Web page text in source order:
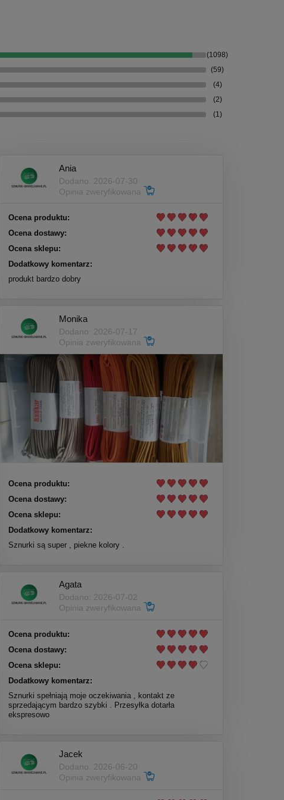
(1098)
(59)
(4)
(2)
(1)
Ania
Dodano: 2026-07-30
Opinia zweryfikowana
Ocena produktu:
Ocena dostawy:
Ocena sklepu:
Dodatkowy komentarz:
produkt bardzo dobry
Monika
Dodano: 2026-07-17
Opinia zweryfikowana
Ocena produktu:
Ocena dostawy:
Ocena sklepu:
Dodatkowy komentarz:
Sznurki są super , piekne kolory .
Agata
Dodano: 2026-07-02
Opinia zweryfikowana
Ocena produktu:
Ocena dostawy:
Ocena sklepu:
Dodatkowy komentarz:
Sznurki spełniają moje oczekiwania , kontakt ze
sprzedającym bardzo szybki . Przesyłka dotarła
ekspresowo
Jacek
Dodano: 2026-06-20
Opinia zweryfikowana